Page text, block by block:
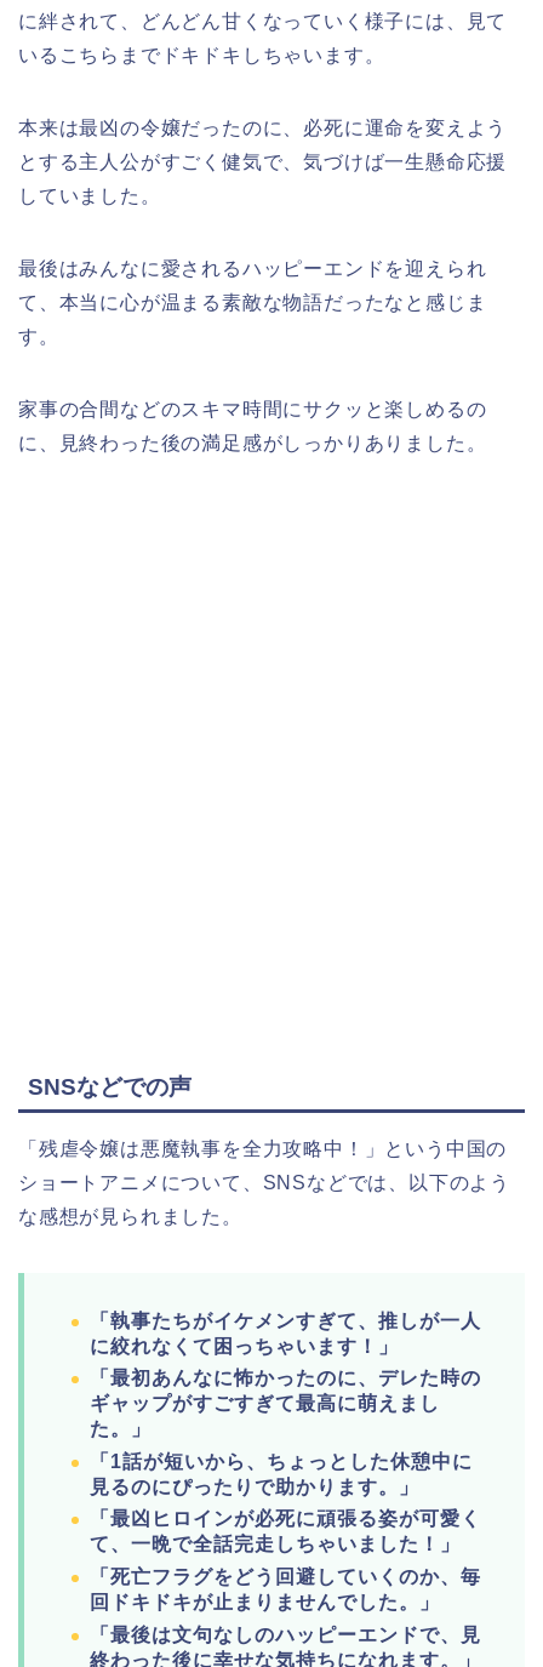
に絆されて、どんどん甘くなっていく様子には、見て
いるこちらまでドキドキしちゃいます。
本来は最凶の令嬢だったのに、必死に運命を変えよう
とする主人公がすごく健気で、気づけば一生懸命応援
していました。
最後はみんなに愛されるハッピーエンドを迎えられ
て、本当に心が温まる素敵な物語だったなと感じま
す。
家事の合間などのスキマ時間にサクッと楽しめるの
に、見終わった後の満足感がしっかりありました。
SNSなどでの声
「残虐令嬢は悪魔執事を全力攻略中！」という中国の
ショートアニメについて、 SNSなどでは、以下のよう
な感想が見られました。
「執事たちがイケメンすぎて、推しが一人
に絞れなくて困っちゃいます！」
「最初あんなに怖かったのに、デレた時の
ギャップがすごすぎて最高に萌えまし
た。」
「1話が短いから、ちょっとした休憩中に
見るのにぴったりで助かります。」
「最凶ヒロインが必死に頑張る姿が可愛く
て、一晩で全話完走しちゃいました！」
「死亡フラグをどう回避していくのか、毎
回ドキドキが止まりませんでした。」
「最後は文句なしのハッピーエンドで、見
終わった後に幸せな気持ちになれます。」